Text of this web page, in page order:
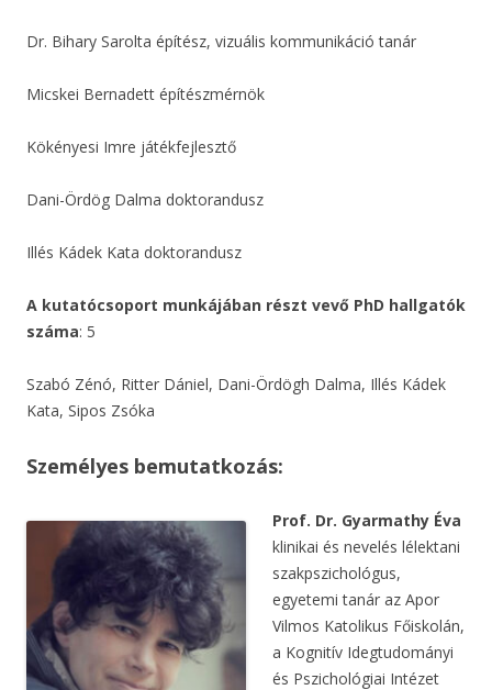
Dr. Bihary Sarolta építész, vizuális kommunikáció tanár
Micskei Bernadett építészmérnök
Kökényesi Imre játékfejlesztő
Dani-Ördög Dalma doktorandusz
Illés Kádek Kata doktorandusz
A kutatócsoport munkájában részt vevő PhD hallgatók
száma: 5
Szabó Zénó, Ritter Dániel, Dani-Ördögh Dalma, Illés Kádek
Kata, Sipos Zsóka
Személyes bemutatkozás:
Prof. Dr. Gyarmathy Éva
klinikai és nevelés lélektani
szakpszichológus,
egyetemi tanár az Apor
Vilmos Katolikus Főiskolán,
a Kognitív Idegtudományi
és Pszichológiai Intézet